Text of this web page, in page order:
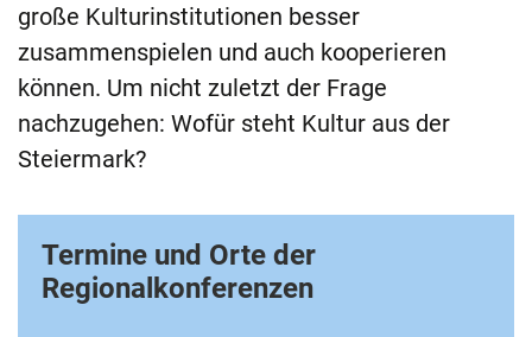
große Kulturinstitutionen besser
zusammenspielen und auch kooperieren
können. Um nicht zuletzt der Frage
nachzugehen: Wofür steht Kultur aus der
Steiermark?
Termine und Orte der
Regionalkonferenzen